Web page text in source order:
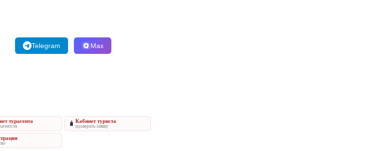
Telegram Max
турагента 🧳 Кабинет туриста
проверить заявку